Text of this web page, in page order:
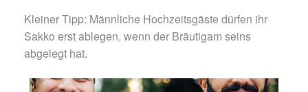
Kleiner Tipp: Männliche Hochzeitsgäste dürfen ihr
Sakko erst ablegen, wenn der Bräutigam seins
abgelegt hat.